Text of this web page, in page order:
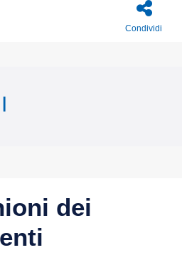
Condividi
dei